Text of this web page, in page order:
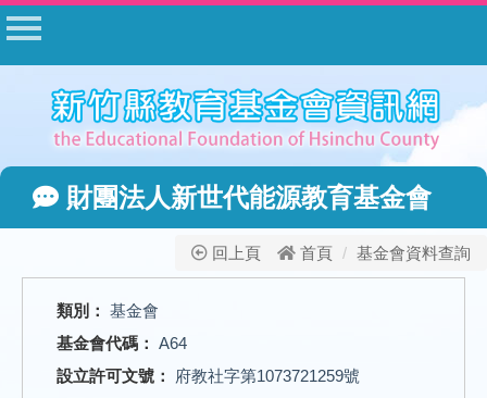
首頁
公告
常見問答
相關法規
表單下載
相關網站
網站管理
基金會登入
財團法人新世代能源教育基金會
回上頁 首頁 基金會資料查詢
類別： 基金會
基金會代碼： A64
設立許可文號：
府教社字第1073721259號